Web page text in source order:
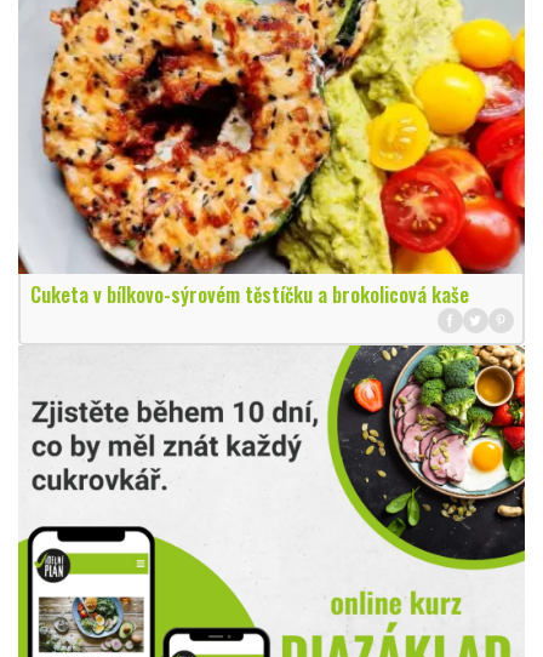
Cuketa v bílkovo-sýrovém těstíčku a brokolicová kaše